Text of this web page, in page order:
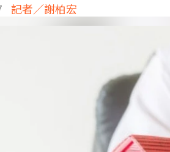
記者／謝柏宏